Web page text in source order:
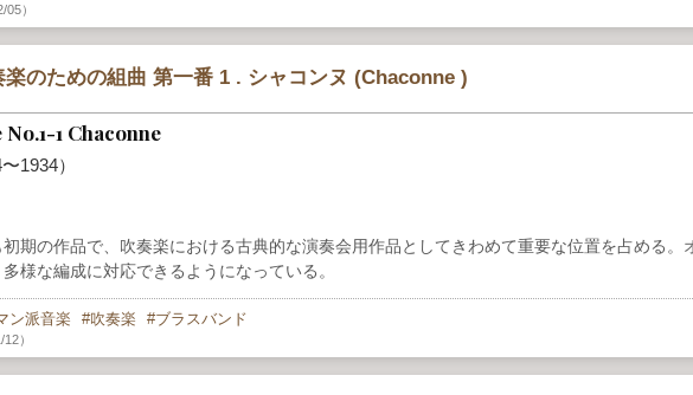
）
のための組曲 第一番 1 . シャコンヌ (Chaconne )
1 Chaconne
1934）
期の作品で、吹奏楽における古典的な演奏会用作品としてきわめて重要な位置を占める。
様な編成に対応できるようになっている。
ン派音楽 吹奏楽 ブラスバンド
）